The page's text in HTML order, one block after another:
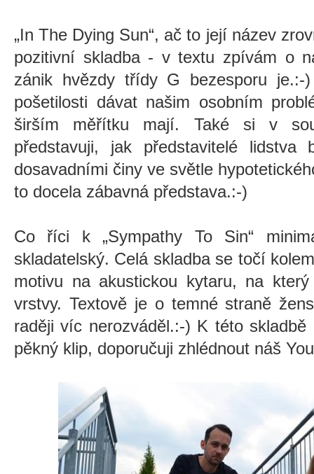
„In The Dying Sun“, ač to její název
pozitivní skladba - v textu zpívám o
zánik hvězdy třídy G bezesporu je.:-
pošetilosti dávat našim osobním
širším měřítku mají. Také si v
představuji, jak představitelé lidstva
dosavadními činy ve světle
to docela zábavná představa.:-)
Co říci k „Sympathy To Sin“
skladatelský. Celá skladba se točí
motivu na akustickou kytaru, na
vrstvy. Textově je o temné straně
raději víc nerozváděl.:-) K této
pěkný klip, doporučuji zhlédnout náš